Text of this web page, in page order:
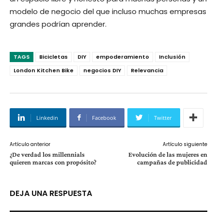
modelo de negocio del que incluso muchas empresas
grandes podrían aprender.
TAGS Bicicletas DIY empoderamiento
Inclusión
London Kitchen Bike
negocios DIY Relevancia
Linkedin Facebook Twitter
Artículo anterior
¿De verdad los millennials
quieren marcas con propósito?
Artículo siguiente
Evolución de las mujeres en
campañas de publicidad
DEJA UNA RESPUESTA